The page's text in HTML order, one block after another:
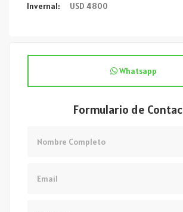
Invernal:
USD 4800
Whatsapp
Formulario de